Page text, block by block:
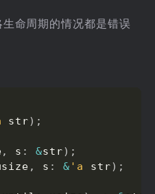
命周期的情况都是错误
str) ;
, s : &str) ;
, s : & 'a str) ;